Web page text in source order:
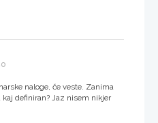
naloge, če veste. Zanima
kaj definiran? Jaz nisem nikjer